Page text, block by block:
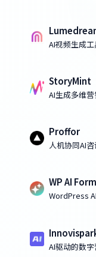
AI视频生成
StoryMint
AI生成多维
Proffor
人机协同AI
WP AI
WordPress
AI驱动的数